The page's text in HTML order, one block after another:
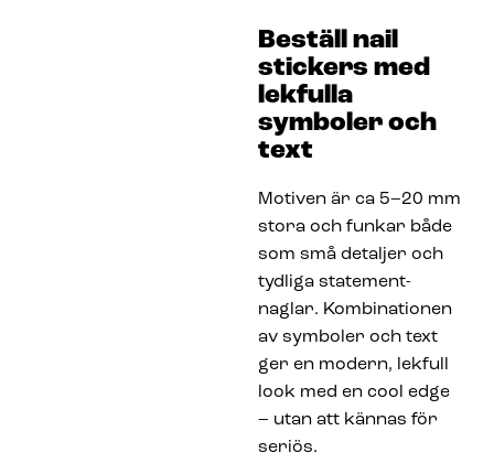
Beställ nail
stickers med
lekfulla
symboler och
text
Motiven är ca 5–20 mm
stora och funkar både
som små detaljer och
tydliga statement-
naglar. Kombinationen
av symboler och text
ger en modern, lekfull
look med en cool edge
– utan att kännas för
seriös.